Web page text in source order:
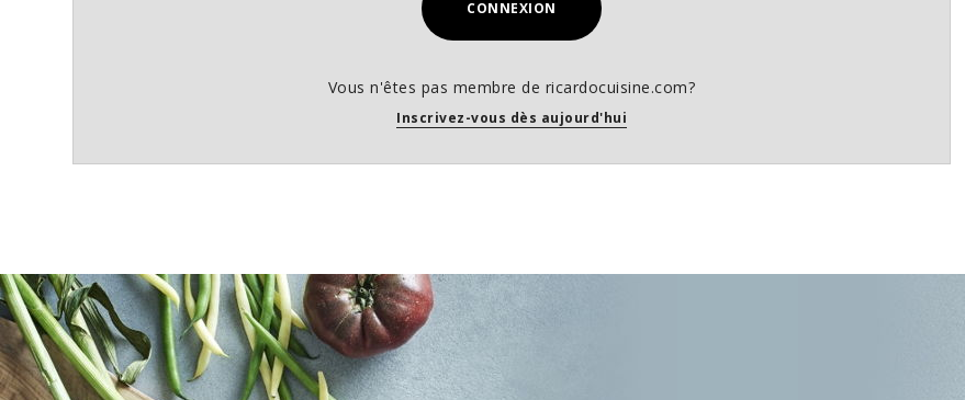
CONNEXION
Vous n'êtes pas membre de ricardocuisine.com?
Inscrivez-vous dès aujourd'hui